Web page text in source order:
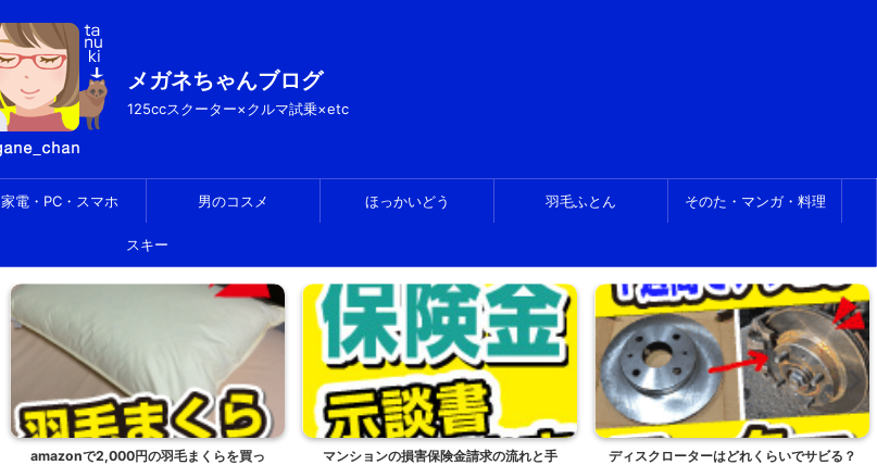
メガネちゃんブログ
125ccスクーター×クルマ試乗×etc
家電・PC・スマホ 男のコスメ ほっかいどう 羽毛ふとん そのた・マンガ・料理
スキー
マンションの損害保険金請求の流れと手
ディスクローターはどれくらいでサビる？
大型自動二輪ATスクーター限定教習、３回